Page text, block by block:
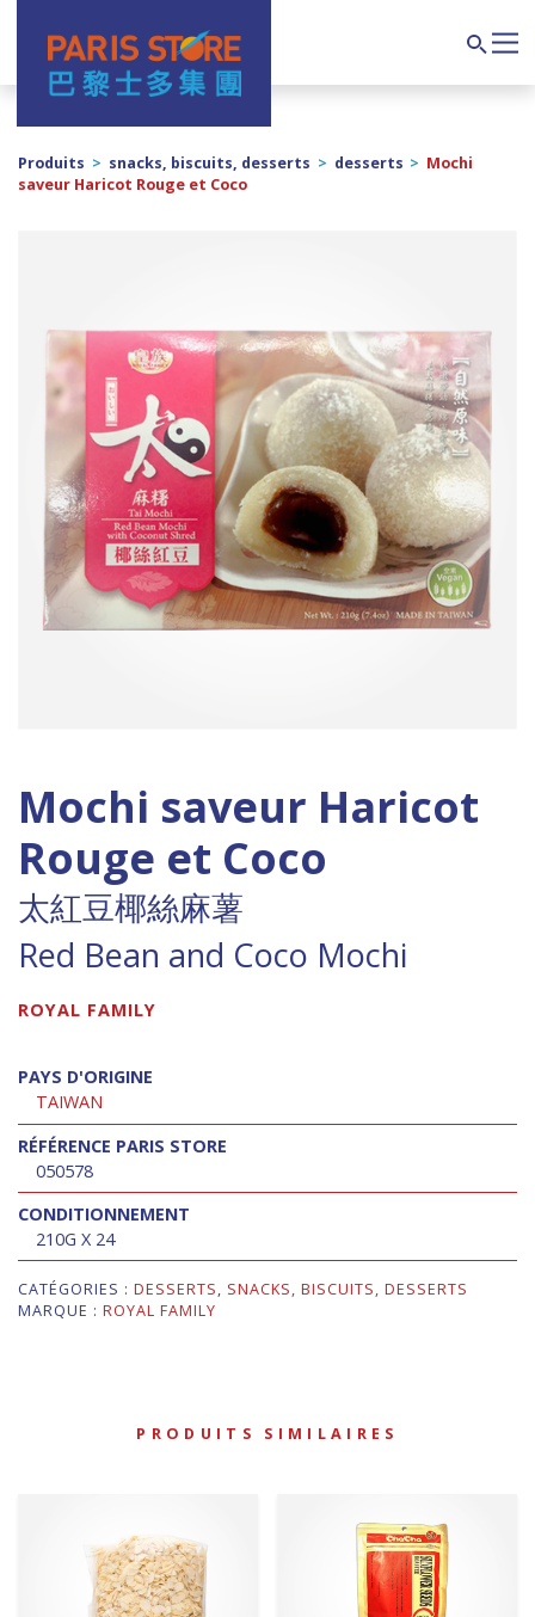
Navigation principale
Produits > snacks, biscuits, desserts > desserts > Mochi
saveur Haricot Rouge et Coco
Mochi saveur Haricot
Rouge et Coco
太紅豆椰絲麻薯
Red Bean and Coco Mochi
ROYAL FAMILY
PAYS D'ORIGINE
TAIWAN
RÉFÉRENCE PARIS STORE
050578
CONDITIONNEMENT
210G X 24
CATÉGORIES : DESSERTS, SNACKS, BISCUITS, DESSERTS
MARQUE : ROYAL FAMILY
PRODUITS SIMILAIRES